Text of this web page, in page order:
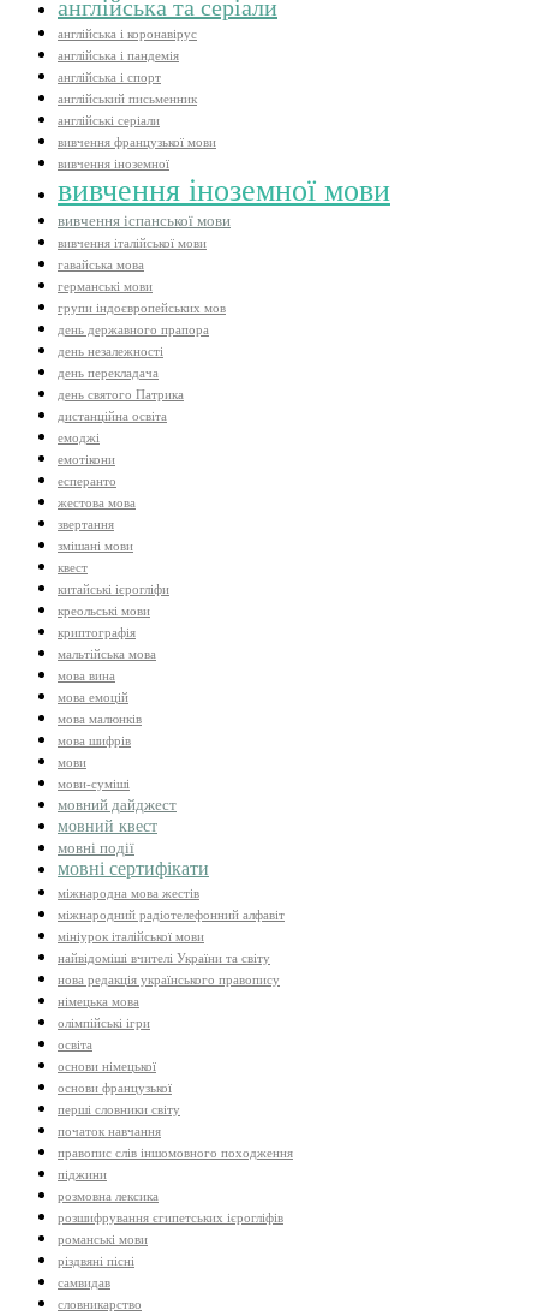
англійська та серіали
англійська і коронавірус
англійська і пандемія
англійська і спорт
англійський письменник
англійські серіали
вивчення французької мови
вивчення іноземної
вивчення іноземної мови
вивчення іспанської мови
вивчення італійської мови
гавайська мова
германські мови
групи індоєвропейських мов
день державного прапора
день незалежності
день перекладача
день святого Патрика
дистанційна освіта
емоджі
емотікони
есперанто
жестова мова
звертання
змішані мови
квест
китайські ієрогліфи
креольські мови
криптографія
мальтійська мова
мова вина
мова емоцій
мова малюнків
мова шифрів
мови
мови-суміші
мовний дайджест
мовний квест
мовні події
мовні сертифікати
міжнародна мова жестів
міжнародний радіотелефонний алфавіт
мініурок італійської мови
найвідоміші вчителі України та світу
нова редакція українського правопису
німецька мова
олімпійські ігри
освіта
основи німецької
основи французької
перші словники світу
початок навчання
правопис слів іншомовного походження
піджини
розмовна лексика
розшифрування єгипетських ієрогліфів
романські мови
різдвяні пісні
самвидав
словникарство